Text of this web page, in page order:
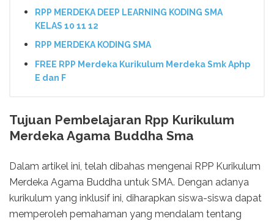
RPP MERDEKA DEEP LEARNING KODING SMA
KELAS 10 11 12
RPP MERDEKA KODING SMA
FREE RPP Merdeka Kurikulum Merdeka Smk Aphp
E dan F
Tujuan Pembelajaran Rpp Kurikulum
Merdeka Agama Buddha Sma
Dalam artikel ini, telah dibahas mengenai RPP Kurikulum
Merdeka Agama Buddha untuk SMA. Dengan adanya
kurikulum yang inklusif ini, diharapkan siswa-siswa dapat
memperoleh pemahaman yang mendalam tentang